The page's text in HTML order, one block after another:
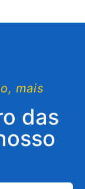
mais
das